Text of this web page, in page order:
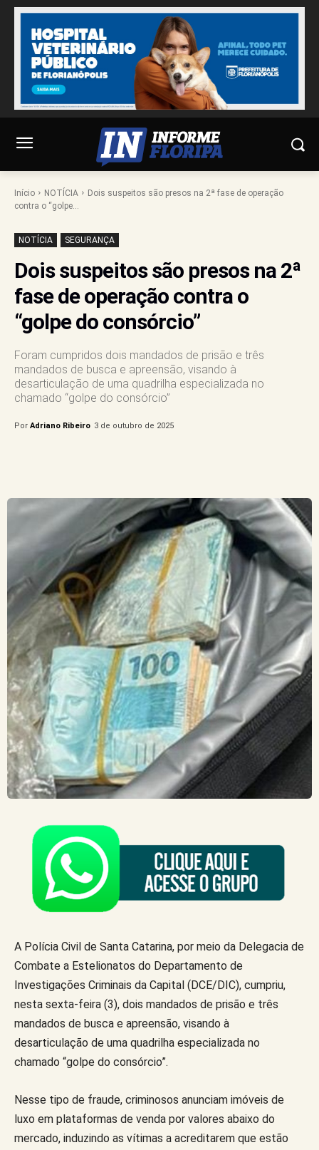
Início NOTÍCIA
Dois suspeitos são presos na 2ª fase de operação
contra o “golpe...
NOTÍCIA SEGURANÇA
Dois suspeitos são presos na 2ª
fase de operação contra o
“golpe do consórcio”
Foram cumpridos dois mandados de prisão e três
mandados de busca e apreensão, visando à
desarticulação de uma quadrilha especializada no
chamado “golpe do consórcio”
Por Adriano Ribeiro 3 de outubro de 2025
A Polícia Civil de Santa Catarina, por meio da Delegacia de
Combate a Estelionatos do Departamento de
Investigações Criminais da Capital (DCE/DIC), cumpriu,
nesta sexta-feira (3), dois mandados de prisão e três
mandados de busca e apreensão, visando à
desarticulação de uma quadrilha especializada no
chamado “golpe do consórcio”.
Nesse tipo de fraude, criminosos anunciam imóveis de
luxo em plataformas de venda por valores abaixo do
mercado, induzindo as vítimas a acreditarem que estão